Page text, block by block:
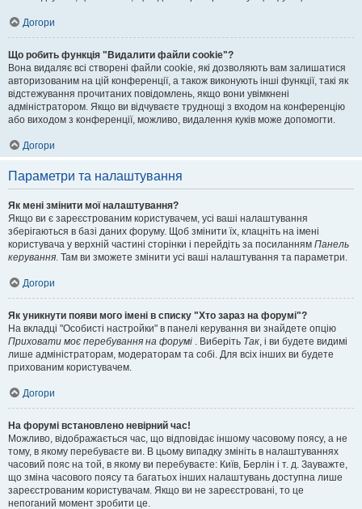
Догори
Що робить функція "Видалити файли cookie"?
Вона видаляє всі створені файли cookie, які дозволяють вам залишатися
авторизованим на цій конференції, а також виконують інші функції, такі як
відстежування прочитаних повідомлень, якщо вони увімкнені
адміністратором. Якщо ви відчуваєте труднощі з входом на конференцію
або виходом з конференції, можливо, видалення куків може допомогти.
Догори
Параметри та налаштування
Як мені змінити мої налаштування?
Якщо ви є зареєстрованим користувачем, усі ваші налаштування
зберігаються в базі даних форуму. Щоб змінити їх, клацніть на імені
користувача у верхній частині сторінки і перейдіть за посиланням Панель
керування. Там ви зможете змінити усі ваші налаштування та параметри.
Догори
Як уникнути появи мого імені в списку "Хто зараз на форумі"?
На вкладці "Особисті настройки" в панелі керування ви знайдете опцію
Приховати моє перебування на форумі . Виберіть Так, і ви будете видимі
лише адміністраторам, модераторам та собі. Для всіх інших ви будете
прихованим користувачем.
Догори
На форумі встановлено невірний час!
Можливо, відображається час, що відповідає іншому часовому поясу, а не
тому, в якому перебуваєте ви. В цьому випадку змініть в налаштуваннях
часовий пояс на той, в якому ви перебуваєте: Київ, Берлін і т. д. Зауважте,
що зміна часового поясу та багатьох інших налаштувань доступна лише
зареєстрованим користувачам. Якщо ви не зареєстровані, то це
непоганий момент зробити це.